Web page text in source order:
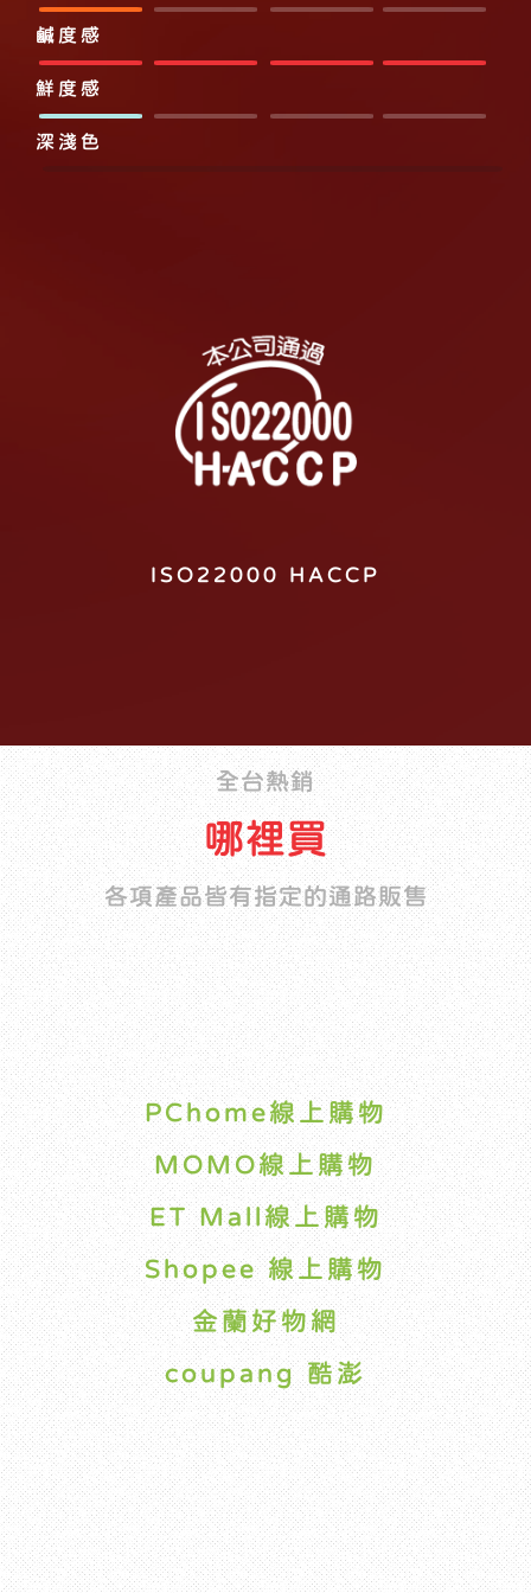
鹹度感
鮮度感
深淺色
ISO22000 HACCP
全台熱銷
哪裡買
各項產品皆有指定的通路販售
PChome線上購物
MOMO線上購物
ET Mall線上購物
Shopee 線上購物
金蘭好物網
coupang 酷澎